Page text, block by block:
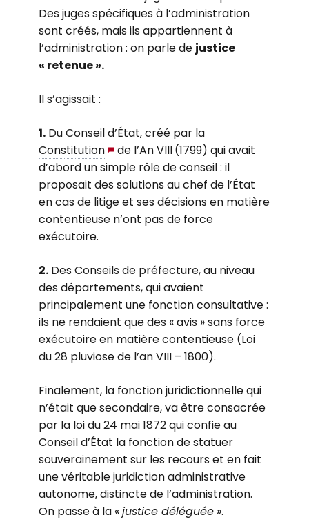
Des juges spécifiques à l’administration
sont créés, mais ils appartiennent à
l’administration : on parle de justice
« retenue ».
Il s’agissait :
1. Du Conseil d’État, créé par la
Constitution
de l’An VIII(1799) qui avait
d’abord un simple rôle de conseil : il
proposait des solutions au chef de l’État
en cas de litige et ses décisions en matière
contentieuse n’ont pas de force
exécutoire.
2. Des Conseils de préfecture, au niveau
des départements, qui avaient
principalement une fonction consultative :
ils ne rendaient que des « avis » sans force
exécutoire en matière contentieuse (Loi
du 28 pluviose de l’an VIII – 1800).
Finalement, la fonction juridictionnelle qui
n’était que secondaire, va être consacrée
par la loi du 24 mai 1872 qui confie au
Conseil d’État la fonction de statuer
souverainement sur les recours et en fait
une véritable juridiction administrative
autonome, distincte de l’administration.
On passe à la «justice déléguée ».